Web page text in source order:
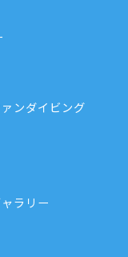
ァンダイビング
ラリー